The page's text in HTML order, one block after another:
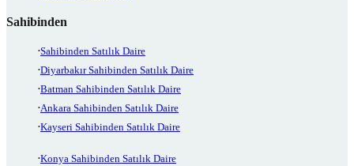
Sahibinden
Sahibinden Satılık Daire
Diyarbakır Sahibinden Satılık Daire
Batman Sahibinden Satılık Daire
Ankara Sahibinden Satılık Daire
Kayseri Sahibinden Satılık Daire
Konya Sahibinden Satılık Daire